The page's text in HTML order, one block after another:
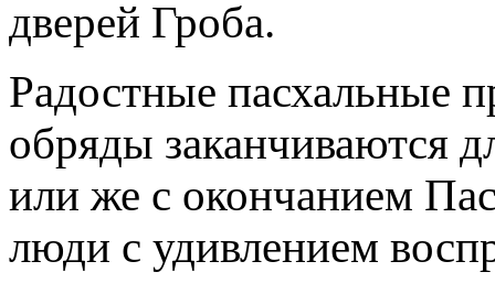
дверей Гроба.
Радостные пасхальные
обряды заканчиваются
или же с окончанием
люди с удивлением